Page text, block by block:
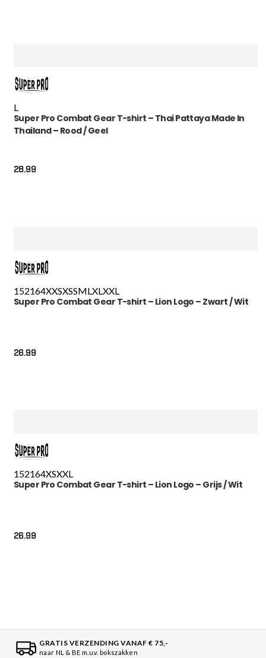
L
Super Pro Combat Gear T-shirt – Thai Pattaya Made In
Thailand – Rood / Geel
28.99
152164XXSXSSML XL XXL
Super Pro Combat Gear T-shirt – Lion Logo – Zwart / Wit
26.99
152164XSXXL
Super Pro Combat Gear T-shirt – Lion Logo – Grijs / Wit
26.99
GRATIS VERZENDING VANAF € 75,-
naar NL & BE m.u.v. bokszakken